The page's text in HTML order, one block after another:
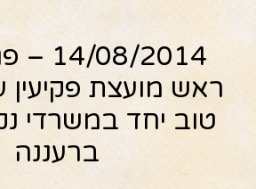
14/
ראש מועצת
טוב יחד במשרדי
ברעננה